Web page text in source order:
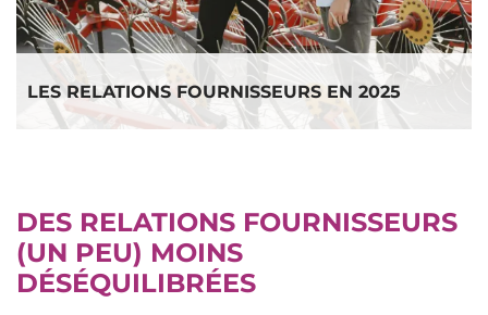
LES RELATIONS FOURNISSEURS EN 2025
DES RELATIONS FOURNISSEURS
(UN PEU) MOINS
DÉSÉQUILIBRÉES